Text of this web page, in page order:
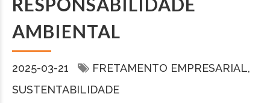
AMBIENTAL
2025-03-21
FRETAMENTO EMPRESARIAL
SUSTENTABILIDADE